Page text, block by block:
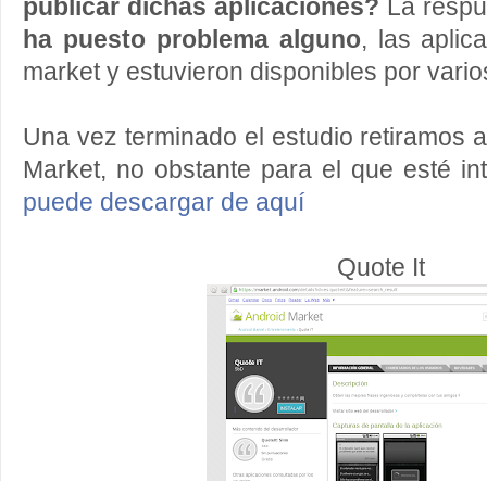
publicar dichas aplicaciones? La
ha puesto problema alguno, las
market y estuvieron disponibles por
Una vez terminado el estudio retiramos
Market, no obstante para el que esté
puede descargar de aquí
Quote It